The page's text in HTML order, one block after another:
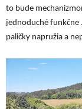
to bude
jednoduché funkčne
paličky napružia a